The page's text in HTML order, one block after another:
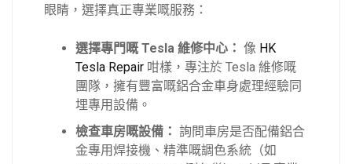
眼睛，選擇真正專業嘅服務：
選擇專門嘅 Tesla 維修中心： 像 HK
Tesla Repair 咁樣，專注於 Tesla 維修嘅
團隊，擁有豐富嘅鋁合金車身處理經驗同
埋專用設備。
檢查車房嘅設備： 詢問車房是否配備鋁合
金專用焊接機、精準嘅調色系統（如